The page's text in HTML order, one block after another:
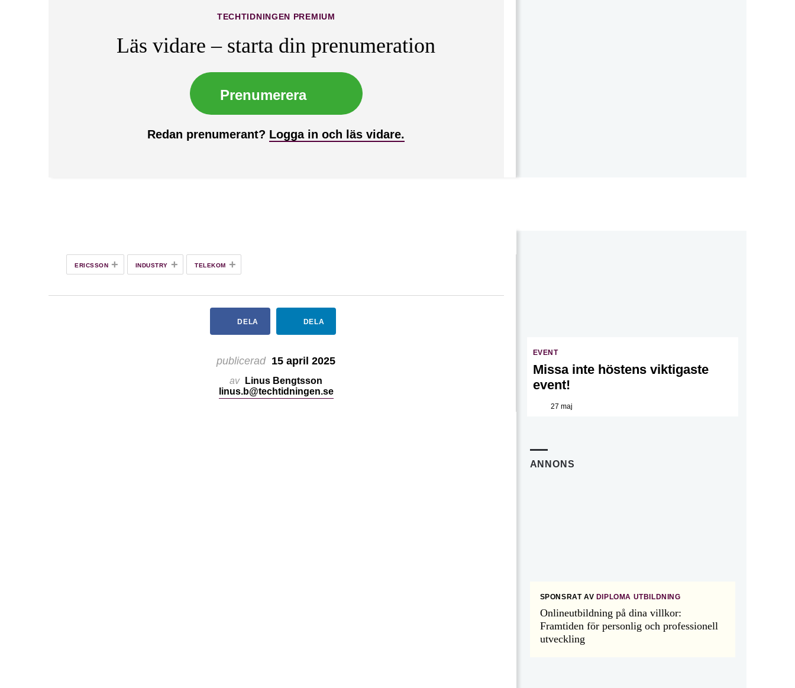
TECHTIDNINGEN PREMIUM
Läs vidare – starta din prenumeration
Prenumerera
Redan prenumerant? Logga in och läs vidare.
ERICSSON + INDUSTRY + TELEKOM +
DELA DELA
publicerad 15 april 2025
av
Linus Bengtsson
linus.b@techtidningen.se
EVENT
Missa inte höstens viktigaste
event!
27 maj
ANNONS
SPONSRAT AV DIPLOMA UTBILDNING
Onlineutbildning på dina villkor:
Framtiden för personlig och professionell
utveckling